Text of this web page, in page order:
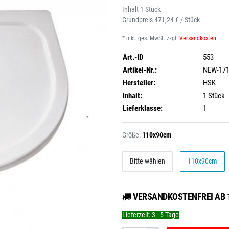
Waschtischunterschränke inkl.
Waschtisch
Dreh- und Schwingtüren
Schiebetüren
Wandfliesen
Inhalt 1 Stück
Grundpreis471,24 € / Stück
* inkl. ges. MwSt. zzgl. Versandkosten
Art.-ID
553
Artikel-Nr.:
NEW-
Hersteller:
HSK
Inhalt:
1 Stück
Lieferklasse:
1
Größe: 110x90cm
Bitte wählen 110x90cm
VERSANDKOSTENFREI AB
Lieferzeit:3 - 5 Tage